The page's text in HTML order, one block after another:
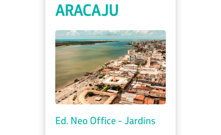
ARACAJU
Ed. Neo Office - Jardins